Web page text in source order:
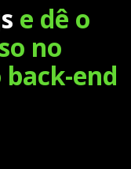
e dê o
no
end